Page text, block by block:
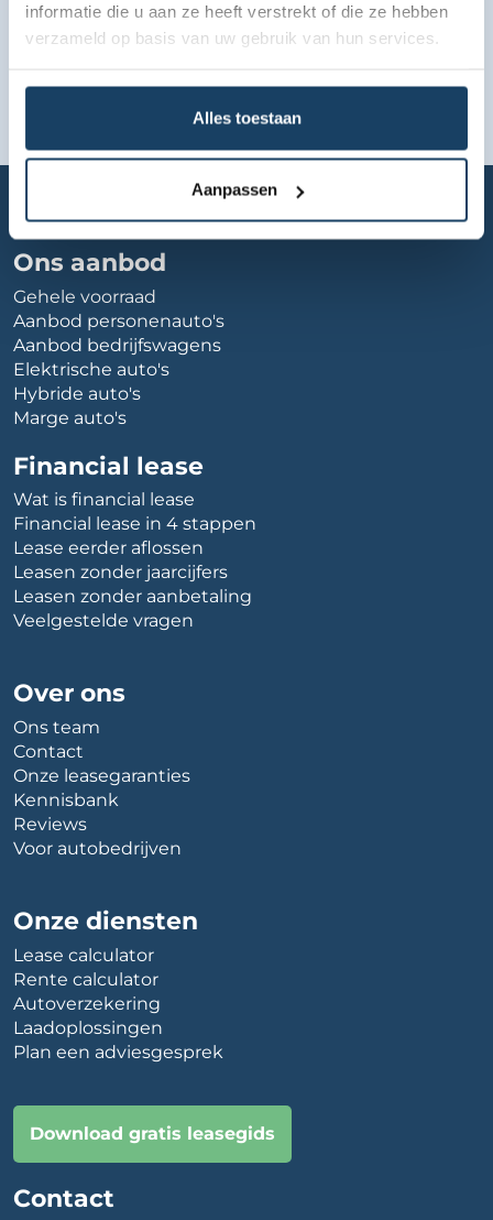
informatie die u aan ze heeft verstrekt of die ze hebben
verzameld op basis van uw gebruik van hun services.
Alles toestaan
Aanpassen
autobedrijf-aksa
Ons aanbod
Gehele voorraad
Aanbod personenauto's
Aanbod bedrijfswagens
Elektrische auto's
Hybride auto's
Marge auto's
Financial lease
Wat is financial lease
Financial lease in 4 stappen
Lease eerder aflossen
Leasen zonder jaarcijfers
Leasen zonder aanbetaling
Veelgestelde vragen
Over ons
Ons team
Contact
Onze leasegaranties
Kennisbank
Reviews
Voor autobedrijven
Onze diensten
Lease calculator
Rente calculator
Autoverzekering
Laadoplossingen
Plan een adviesgesprek
Download gratis leasegids
Contact